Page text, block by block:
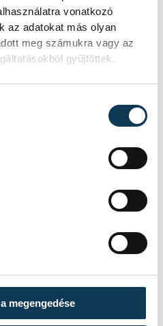
vonatkozó
az adatokat más olyan
meg számukra vagy az
gyűjtöttek.
megengedése